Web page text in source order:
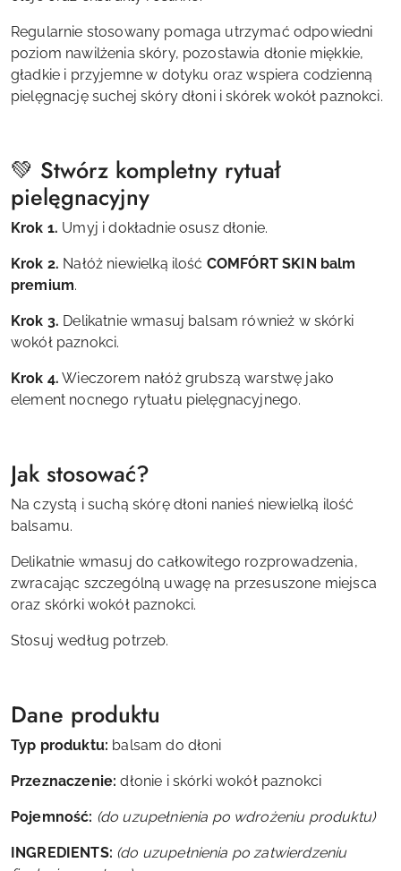
Regularnie stosowany pomaga utrzymać odpowiedni
poziom nawilżenia skóry, pozostawia dłonie miękkie,
gładkie i przyjemne w dotyku oraz wspiera codzienną
pielęgnację suchej skóry dłoni i skórek wokół paznokci.
💚 Stwórz kompletny rytuał
pielęgnacyjny
Krok 1. Umyj i dokładnie osusz dłonie.
Krok 2. Nałóż niewielką ilość COMFÓRT SKIN balm
premium.
Krok 3. Delikatnie wmasuj balsam również w skórki
wokół paznokci.
Krok 4. Wieczorem nałóż grubszą warstwę jako
element nocnego rytuału pielęgnacyjnego.
Jak stosować?
Na czystą i suchą skórę dłoni nanieś niewielką ilość
balsamu.
Delikatnie wmasuj do całkowitego rozprowadzenia,
zwracając szczególną uwagę na przesuszone miejsca
oraz skórki wokół paznokci.
Stosuj według potrzeb.
Dane produktu
Typ produktu: balsam do dłoni
Przeznaczenie: dłonie i skórki wokół paznokci
Pojemność: (do uzupełnienia po wdrożeniu produktu)
INGREDIENTS: (do uzupełnienia po zatwierdzeniu